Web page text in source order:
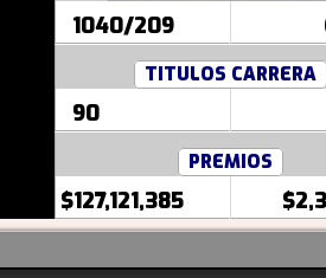
1040/209
TITULOS CARRERA
90
PREMIOS
$127,121,385